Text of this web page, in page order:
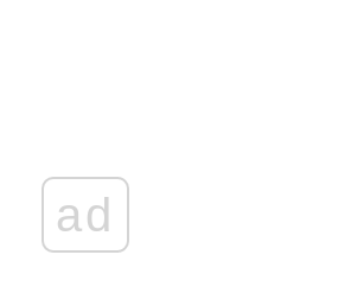
ad